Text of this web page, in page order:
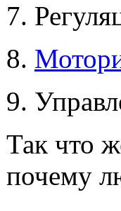
7.
8.
9.
Так что
почему